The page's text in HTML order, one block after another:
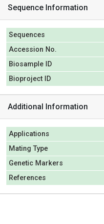
Sequence Information
Sequences
Accession No.
Biosample ID
Bioproject ID
Additional Information
Applications
Mating Type
Genetic Markers
References